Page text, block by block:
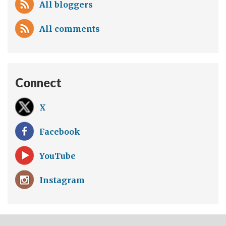
All bloggers
All comments
Connect
X
Facebook
YouTube
Instagram